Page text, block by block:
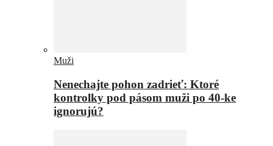
Muži
Nenechajte pohon zadrieť: Ktoré
kontrolky pod pásom muži po 40-ke
ignorujú?